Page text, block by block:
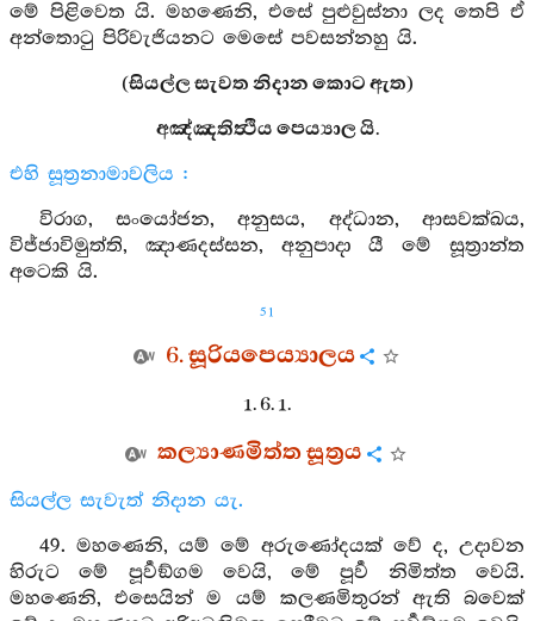
මේ පිළිවෙත යි. මහණෙනි, එසේ පුළුවුස්නා ලද තෙපි ඒ
අන්තොටු පිරිවැජියනට මෙසේ පවසන්නහු යි.
(සියල්ල සැවත නිදාන කොට ඇත)
අඤ්ඤතිත්‍ථිය පෙය්‍යාල යි.
එහි සූත්‍රනාමාවලිය :
විරාග, සංයෝජන, අනුසය, අද්ධාන, ආසවක්ඛය,
විජ්ජාවිමුත්ති, ඤාණදස්සන, අනුපාදා යී මේ සූත්‍රාන්ත
අටෙකි යි.
51
6. සූරියපෙය්‍යාලය
1. 6. 1.
කල්‍යාණමිත්ත සූත්‍රය
සියල්ල සැවැත් නිදාන යැ.
49. මහණෙනි, යම් මේ අරුණෝදයක් වේ ද, උදාවන
හිරුට මේ පූර්‍වඞ්ගම වෙයි, මේ පූර්‍ව නිමිත්ත වෙයි.
මහණෙනි, එසෙයින් ම යම් කලණමිතුරන් ඇති බවෙක්